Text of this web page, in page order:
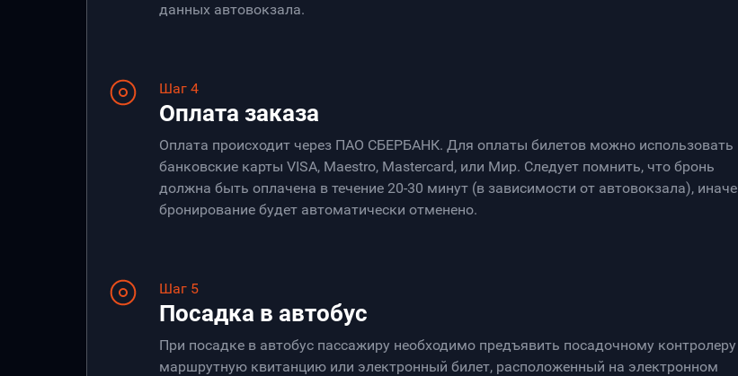
данных автовокзала.
Шаг 4
Оплата заказа
Оплата происходит через ПАО СБЕРБАНК. Для оплаты билетов можно использовать
банковские карты VISA, Maestro, Mastercard, или Мир. Следует помнить, что бронь
должна быть оплачена в течение 20-30 минут (в зависимости от автовокзала), иначе
бронирование будет автоматически отменено.
Шаг 5
Посадка в автобус
При посадке в автобус пассажиру необходимо предъявить посадочному контролеру
маршрутную квитанцию или электронный билет, расположенный на электронном